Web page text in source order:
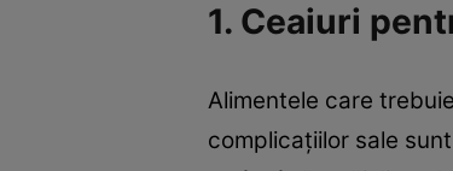
1. Ceaiuri
Alimentele care
complicaţiilor sale